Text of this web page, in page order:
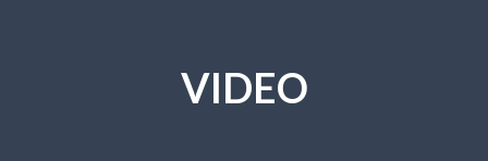
VIDEO